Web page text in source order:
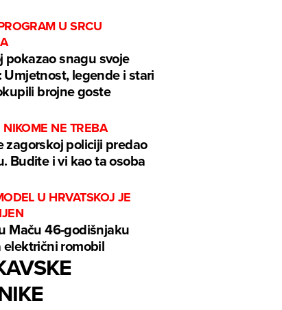
U SRCU
pokazao snagu svoje
Umjetnost, legende i stari
brojne goste
NE TREBA
zagorskoj policiji predao
Budite i vi kao ta osoba
U HRVATSKOJ JE
Maču 46-godišnjaku
električni romobil